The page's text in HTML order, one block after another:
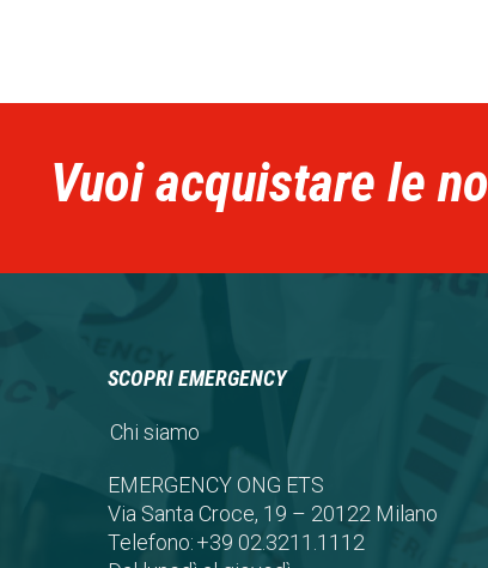
Vuoi acquistare le
SCOPRI EMERGENCY
Chi siamo
EMERGENCY ONG ETS
Via Santa Croce, 19 – 20122 Milano
Telefono:+39 02.3211.1112